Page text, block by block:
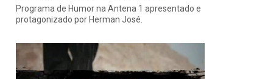
Programa de Humor na Antena 1 apresentado e
protagonizado por Herman José.